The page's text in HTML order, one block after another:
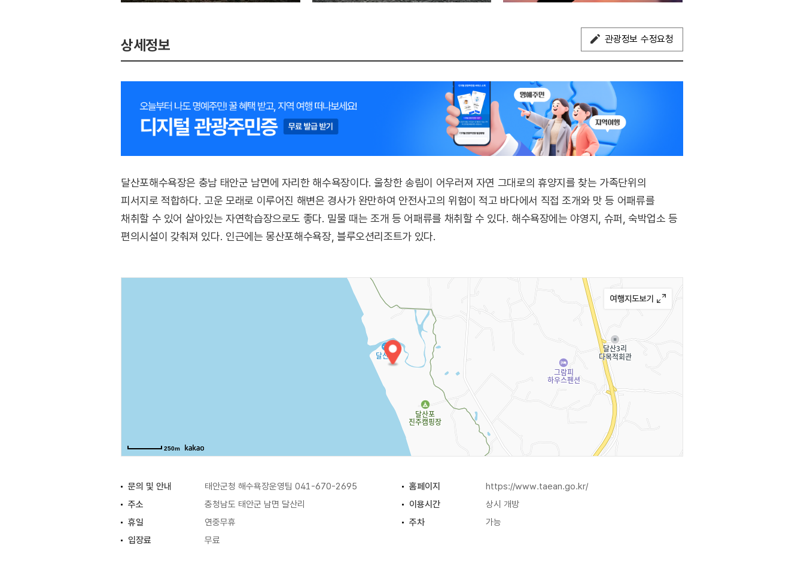
상세정보 관광정보 수정요청
달산포해수욕장은 충남 태안군 남면에 자리한 해수욕장이다. 울창한 송림이 어우러져 자연 그대로의 휴양지를 찾는 가족단위의
피서지로 적합하다. 고운 모래로 이루어진 해변은 경사가 완만하여 안전사고의 위험이 적고 바다에서 직접 조개와 맛 등 어패류를
채취할 수 있어 살아있는 자연학습장으로도 좋다. 밀물 때는 조개 등 어패류를 채취할 수 있다. 해수욕장에는 야영지, 슈퍼, 숙박업소 등
편의시설이 갖춰져 있다. 인근에는 몽산포해수욕장, 블루오션리조트가 있다.
250m
문의 및 안내 태안군청 해수욕장운영팀 041-670-2695 홈페이지
https://www.taean.go.kr/
주소
충청남도 태안군 남면 달산리 이용시간
상시 개방
휴일
연중무휴 주차
가능
입장료
무료